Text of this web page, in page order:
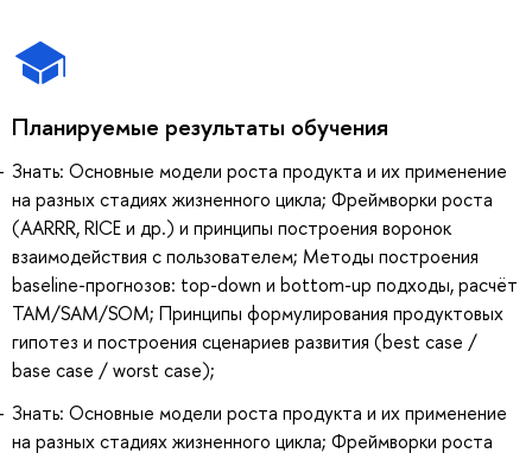
Планируемые результаты обучения
Знать: Основные модели роста продукта и их применение
на разных стадиях жизненного цикла; Фреймворки роста
(AARRR, RICE и др.) и принципы построения воронок
взаимодействия с пользователем; Методы построения
baseline-прогнозов: top-down и bottom-up подходы, расчёт
TAM/SAM/SOM; Принципы формулирования продуктовых
гипотез и построения сценариев развития (best case /
base case / worst case);
Знать: Основные модели роста продукта и их применение
на разных стадиях жизненного цикла; Фреймворки роста